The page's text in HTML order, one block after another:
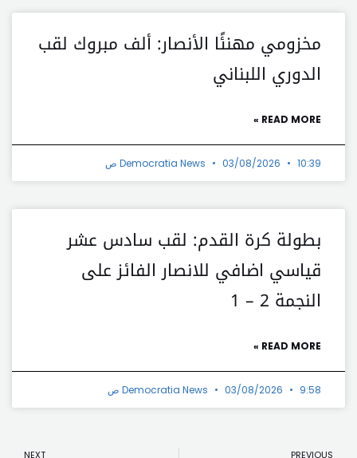
مخزومي مهنئًا الأنصار: ألف مبروك لقب
الدوري اللبناني
READ MORE »
Democratia News 03/08/2026 10:39 ص
بطولة كرة القدم: لقب سادس عشر
قياسي اضافي للانصار الفائز على
النجمة 2 – 1
READ MORE »
Democratia News 03/08/2026 9:58 ص
PREVIOUS
NEXT